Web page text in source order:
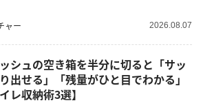
ャー 2026.08.07
シュの空き箱を半分に切ると「サッ
出せる」「残量がひと目でわかる」
イレ収納術3選】